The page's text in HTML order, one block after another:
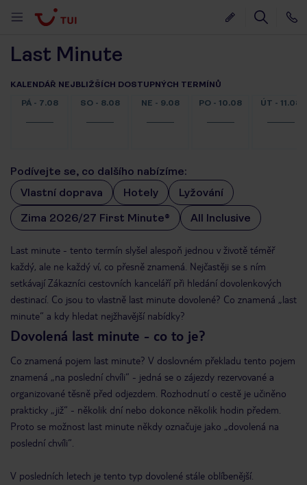
Last Minute
KALENDÁŘ NEJBLIŽŠÍCH DOSTUPNÝCH TERMÍNŮ
PÁ - 7.08
SO - 8.08 NE - 9.08 PO - 10.08 ÚT - 11.08
Podívejte se, co dalšího nabízíme:
Vlastní doprava
Hotely
Lyžování
Zima 2026/27 First Minute®
All Inclusive
Last minute - tento termín slyšel alespoň jednou v životě téměř
každý, ale ne každý ví, co přesně znamená. Nejčastěji se s ním
setkávají Zákazníci cestovních kanceláří při hledání dovolenkových
destinací. Co jsou to vlastně last minute dovolené? Co znamená „last
minute“ a kdy hledat nejžhavější nabídky?
Dovolená last minute - co to je?
Co znamená pojem last minute? V doslovném překladu tento pojem
znamená „na poslední chvíli“ - jedná se o zájezdy rezervované a
organizované těsně před odjezdem. Rozhodnutí o cestě je učiněno
prakticky „již“ - několik dní nebo dokonce několik hodin předem.
Proto se možnost last minute někdy označuje jako „dovolená na
poslední chvíli“.
V posledních letech je tento typ dovolené stále oblíbenější.